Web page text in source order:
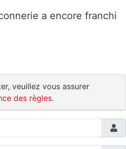
a encore franchi
veuillez vous assurer
des règles.